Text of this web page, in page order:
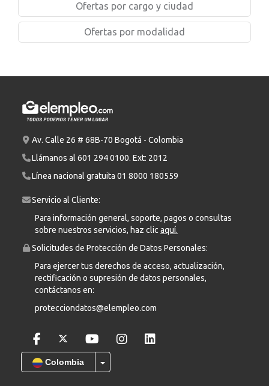
Ofertas por cargo y ciudad
Ofertas por modalidad
Av. Calle 26 # 68B-70 Bogotá - Colombia
Llámanos al 601 294 0100. Ext: 2012
Línea nacional gratuita 01 8000 180559
Servicio al Cliente:
Para información general, soporte, pagos o consultas
sobre nuestros servicios, haz clicaquí.
Solicitudes de Protección de Datos Personales:
Para ejercer tus derechos de acceso, actualización,
rectificación o supresión de datos personales,
contáctanos en:
protecciondatos@elempleo.com
Colombia